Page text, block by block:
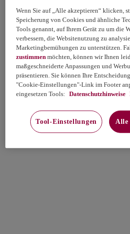
Wenn Sie auf „Alle akzeptieren“ klicken,
Speicherung von Cookies und ähnliche
Tools genannt, auf Ihrem Gerät zu um die
verbessern, die Websitenutzung zu
Marketingbemühungen zu unterstützen.
zustimmen möchten, können wir Ihnen
maßgeschneiderte Anpassungen und
präsentieren. Sie können Ihre
"Cookie-Einstellungen"-Link im Footer
eingesetzen Tools: Datenschutzhinweise
Tool-Einstellungen Alle